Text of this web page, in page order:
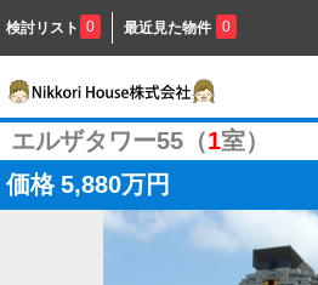
検討リスト 0 最近見た物件 0
エルザタワー55（1室）
価格 5,880万円